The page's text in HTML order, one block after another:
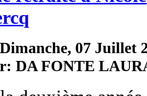
07 Juillet
DA FONTE